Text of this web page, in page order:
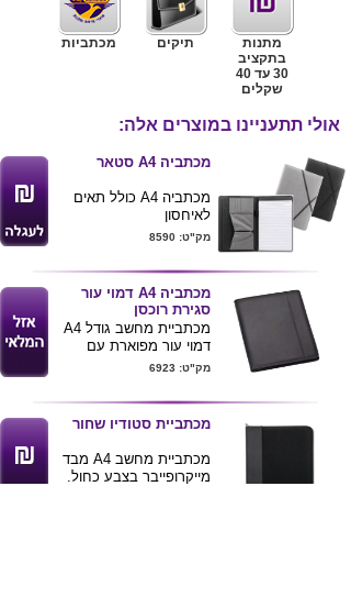
מתנות
בתקציב
30 עד 40
שקלים
תיקים מכתביות
אולי תתעניינו במוצרים אלה:
מכתביה A4 סטאר
מכתביה A4 כולל תאים
לאיחסון
סגר מיוחד גומי
הלקוח
מק"ט: 8590
מכתביה A4 דמוי עור
סגירת רוכסן
מכתביית מחשב גודל A4
דמוי עור מפוארת עם
תאים פנימיים וסגירת
מגיע עם מחשבון
ניתן להדפיס לוגו ע"ג
המוצר
מק"ט: 6923
מכתביית סטודיו שחור
מכתביית מחשב A4 מבד
מייקרופייבר בצבע כחול.